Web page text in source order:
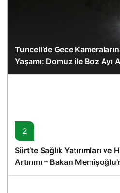
Tunceli’de Gece
Yaşamı: Domuz ile Boz Ayı
2
Siirt’te Sağlık Yatırımları
Artırımı – Bakan